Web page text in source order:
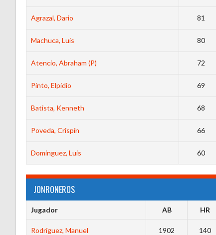
Agrazal, Dario 81
Machuca, Luis 80
Atencio, Abraham (P) 72
Pinto, Elpidio 69
Batista, Kenneth 68
Poveda, Crispín 66
Dominguez, Luis 60
JONRONEROS
Jugador AB HR
Rodríguez, Manuel 1902 140